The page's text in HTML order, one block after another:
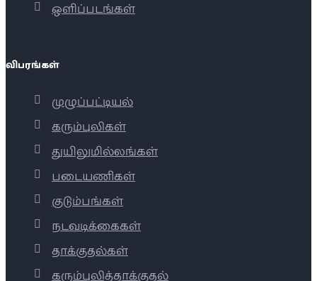
ஒளிப்படங்கள்
விபரங்கள்
முழுப்பட்டியல்
கரும்புலிகள்
துயிலுமில்லங்கள்
படையணிகள்
குடும்பங்கள்
நடவடிக்கைகள்
தாக்குதல்கள்
கரும்புலித்தாக்குதல்